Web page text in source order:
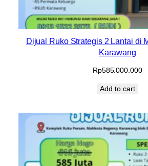
Dijual Ruko Strategis 2 Lantai di
Karawang
Rp585.000.000
Add to cart